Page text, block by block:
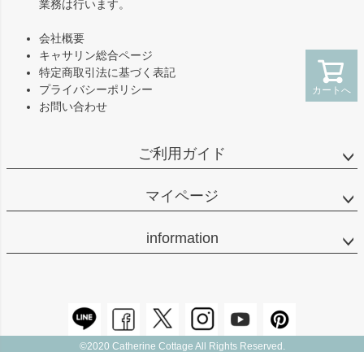
カートへ
業務は行います。
会社概要
キャサリン総合ページ
特定商取引法に基づく表記
プライバシーポリシー
お問い合わせ
ご利用ガイド
マイページ
information
©2020 Catherine Cottage All Rights Reserved.